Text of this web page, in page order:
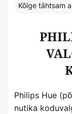
Kõige tähtsam
Philips Hue
nutika